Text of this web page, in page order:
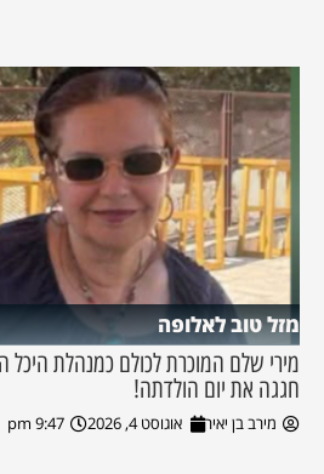
מזל טוב לאלופה
מירי שלם המוכרת לכולם כמנהלת היכל
חגגה את יום הולדתה!
מירב בן יאיר אוגוסט 4, 2026 9:47 pm